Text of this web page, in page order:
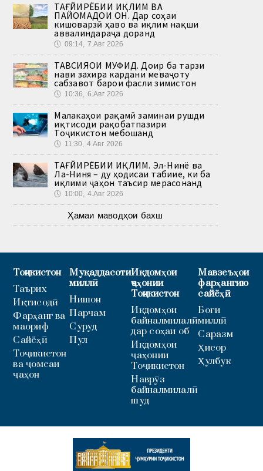
ТАҒЙИРЁБИИ ИҚЛИМ ВА
ПАЙОМАДҲОИ ОН. Дар соҳаи
кишоварзӣ ҳаво ва иқлим нақши
аввалиндараҷа доранд
🕔 09:14, 7.Авг 2026
ТАВСИЯҲОИ МУФИД. Доир ба тарзи
нави захира кардани меваҷоту
сабзавот барои фасли зимистон
🕔 10:36, 6.Авг 2026
Малакаҳои рақамӣ заминаи рушди
иқтисоди рақобатпазири
Тоҷикистон мебошанд
🕔 11:30, 4.Авг 2026
ТАҒЙИРЁБИИ ИҚЛИМ. Эл-Нинё ва
Ла-Ниня – ду ҳодисаи табиие, ки ба
иқлими ҷаҳон таъсир мерасонанд
🕔 10:00, 4.Авг 2026
Ҳамаи маводҳои бахш
Тоҷикистон
Таърих
Иқтисодӣ
Фарҳанг ва
маориф
Сайёҳӣ
Тоҷикистон
ва ҷомеаи
ҷаҳон
Муқаддасоти
миллӣ
Нишон
Парчам
Суруд
Пул
Иқдомҳои
ҷаҳонии
Тоҷикистон
Иқдомҳои
байналмилалӣ
дар соҳаи об
Иқдомҳои
ҷаҳонии
Тоҷикистон
Наврӯз
байналмилалӣ
шуд
Мавзеъҳои
фарҳангию
сайёҳӣ
Боғи
миллӣ
Саразм
Ҳисор
Ҳулбук